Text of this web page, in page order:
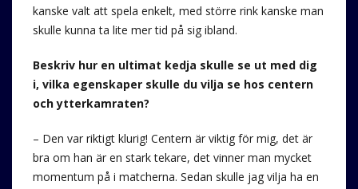
kanske valt att spela enkelt, med större rink kanske man
skulle kunna ta lite mer tid på sig ibland.
Beskriv hur en ultimat kedja skulle se ut med dig
i, vilka egenskaper skulle du vilja se hos centern
och ytterkamraten?
– Den var riktigt klurig! Centern är viktig för mig, det är
bra om han är en stark tekare, det vinner man mycket
momentum på i matcherna. Sedan skulle jag vilja ha en